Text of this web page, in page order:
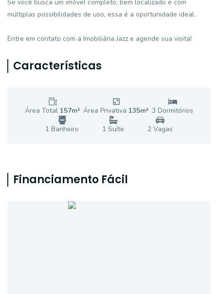
Se você busca um imóvel completo, bem localizado e com
múltiplas possibilidades de uso, essa é a oportunidade ideal.
Entre em contato com a Imobiliária Jazz e agende sua visita!
Características
Área Total 157m² Área Privativa 135m² 3 Dormitórios
1 Banheiro 1 Suíte 2 Vagas
Financiamento Fácil